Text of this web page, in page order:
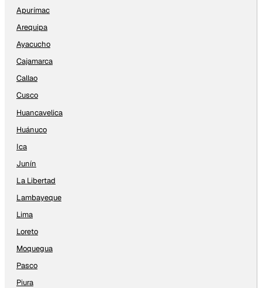
Apurímac
Arequipa
Ayacucho
Cajamarca
Callao
Cusco
Huancavelica
Huánuco
Ica
Junín
La Libertad
Lambayeque
Lima
Loreto
Moquegua
Pasco
Piura